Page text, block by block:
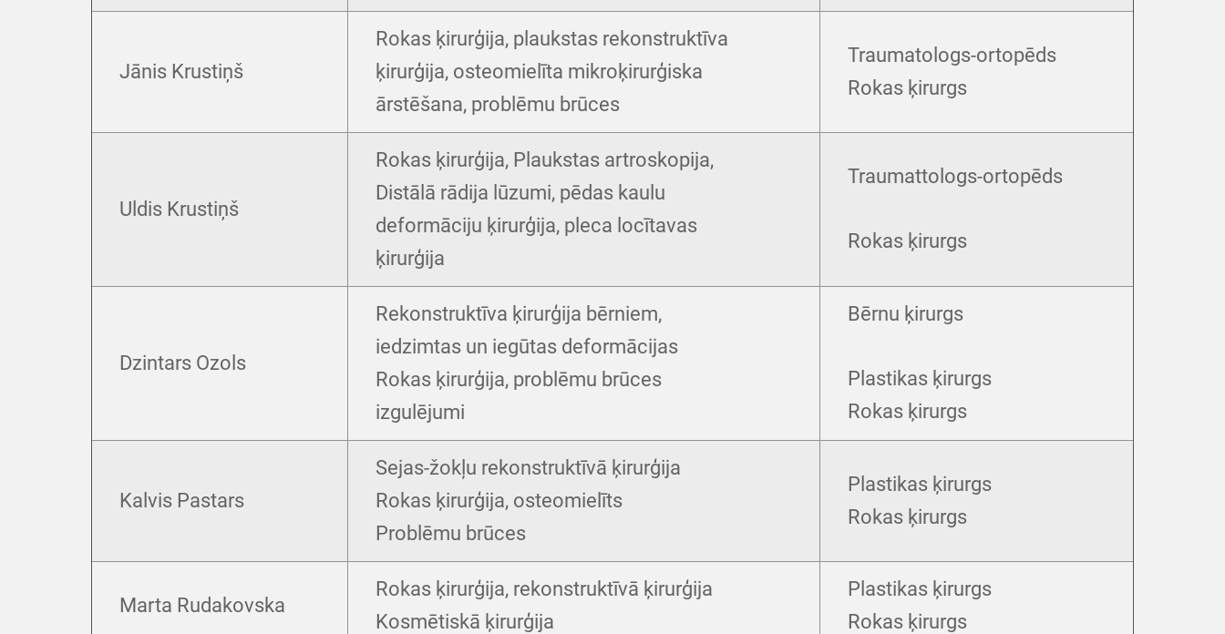
Jānis Krustiņš
Rokas ķirurģija, plaukstas rekonstruktīva
ķirurģija, osteomielīta mikroķirurģiska
ārstēšana, problēmu brūces
Traumatologs-ortopēds
Rokas ķirurgs
Uldis Krustiņš
Rokas ķirurģija, Plaukstas artroskopija,
Distālā rādija lūzumi, pēdas kaulu
deformāciju ķirurģija, pleca locītavas
ķirurģija
Traumattologs-ortopēds
Rokas ķirurgs
Dzintars Ozols
Rekonstruktīva ķirurģija bērniem,
iedzimtas un iegūtas deformācijas
Rokas ķirurģija, problēmu brūces
izgulējumi
Bērnu ķirurgs
Plastikas ķirurgs
Rokas ķirurgs
Kalvis Pastars
Sejas-žokļu rekonstruktīvā ķirurģija
Rokas ķirurģija, osteomielīts
Problēmu brūces
Plastikas ķirurgs
Rokas ķirurgs
Marta Rudakovska
Rokas ķirurģija, rekonstruktīvā ķirurģija
Kosmētiskā ķirurģija
Plastikas ķirurgs
Rokas ķirurgs